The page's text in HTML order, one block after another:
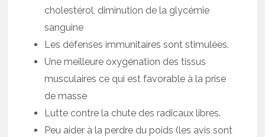
cholestérol, diminution de la glycémie
sanguine
Les défenses immunitaires sont stimulées.
Une meilleure oxygénation des tissus
musculaires ce qui est favorable à la prise
de masse
Lutte contre la chute des radicaux libres.
Peu aider à la perdre du poids (les avis sont